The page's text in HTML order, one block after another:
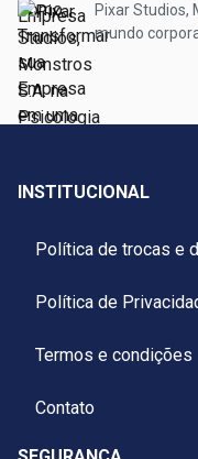
Pixar Studios,
mundo
INSTITUCIONAL
Política de trocas e
Política de
Termos e condições
Contato